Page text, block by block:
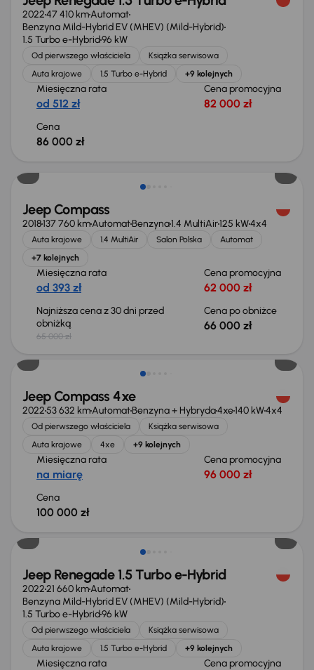
202247 410 kmAutomat
Benzyna Mild-Hybrid EV (MHEV) (Mild-Hybrid)
1.5 Turbo e-Hybrid96 kW
Od pierwszego właściciela
Książka serwisowa
Auta krajowe
1.5 Turbo e-Hybrid +9 kolejnych
Miesięczna rata
od 512 zł
Cena promocyjna
82 000 zł
Cena
86 000 zł
Jeep Compass
2018137 760 kmAutomatBenzyna1.4 MultiAir125 kW4x4
Auta krajowe 1.4 MultiAir Salon Polska
Automat
+7 kolejnych
Miesięczna rata
od 393 zł
Cena promocyjna
62 000 zł
Najniższa cena z 30 dni przed
obniżką
65 000 zł
Cena po obniżce
66 000 zł
Możliwość odliczenia VAT
Jeep Compass 4xe
202253 632 kmAutomatBenzyna + Hybryda4xe140 kW4x4
Od pierwszego właściciela
Książka serwisowa
Auta krajowe
4xe +9 kolejnych
Miesięczna rata
na miarę
Cena promocyjna
96 000 zł
Cena
100 000 zł
Jeep Renegade 1.5 Turbo e-Hybrid
202221 660 kmAutomat
Benzyna Mild-Hybrid EV (MHEV) (Mild-Hybrid)
1.5 Turbo e-Hybrid96 kW
Od pierwszego właściciela
Książka serwisowa
Auta krajowe
1.5 Turbo e-Hybrid +9 kolejnych
Miesięczna rata Cena promocyjna